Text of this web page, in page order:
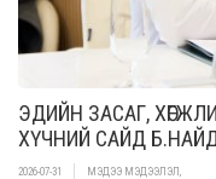
ЭДИЙН ЗАСАГ,
ХҮЧНИЙ САЙД
УДИРДЛАГУУДЫГ
2026-07-31 МЭДЭЭ МЭДЭЭЛЭЛ